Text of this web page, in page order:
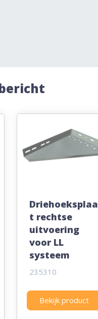
Driehoeksplaa
t rechtse
uitvoering
voor LL
systeem
235310
Bekijk product